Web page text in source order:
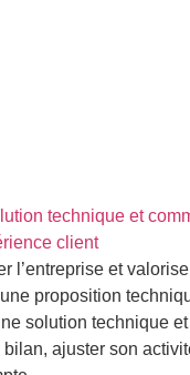
technique et
client
l’entreprise et
proposition
solution technique
bilan, ajuster son